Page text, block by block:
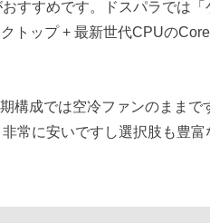
すすめです。ドスパラでは
トップ + 最新世代CPUの
構成では空冷ファンのままで
非常に安いですし選択肢も豊